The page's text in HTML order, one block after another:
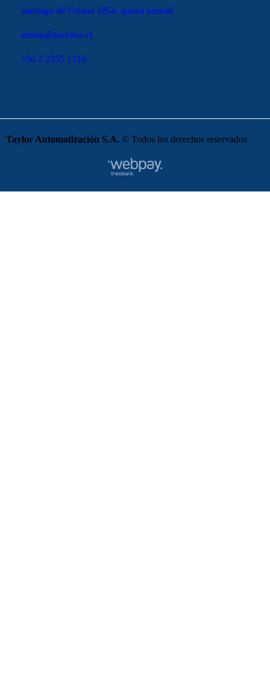
Santiago de Uriona 1854, quinta normal
ventas@taylorsa.cl
+56 2 2555 1516
Taylor Automatización S.A. © Todos los derechos reservados